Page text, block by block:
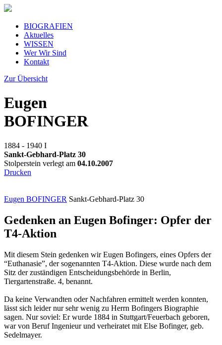
BIOGRAFIEN
Aktuelles
WISSEN
Wer Wir Sind
Kontakt
Zur Übersicht
Eugen
BOFINGER
1884 - 1940 I
Sankt-Gebhard-Platz 30
Stolperstein verlegt am 04.10.2007
Drucken
Eugen BOFINGER Sankt-Gebhard-Platz 30
Gedenken an Eugen Bofinger: Opfer der
T4-Aktion
Mit diesem Stein gedenken wir Eugen Bofingers, eines Opfers der
“Euthanasie”, der sogenannten T4-Aktion. Diese wurde nach dem
Sitz der zuständigen Entschei­dungs­behörde in Berlin,
Tiergartenstraße. 4, benannt.
Da keine Verwandten oder Nachfahren ermittelt werden konnten,
lässt sich leider nur sehr wenig zu Herrn Bofingers Biographie
sagen. Nur soviel: Er wurde 1884 in Stuttgart/Feuerbach geboren,
war von Beruf Ingenieur und verheiratet mit Else Bofinger, geb.
Sedelmayer.